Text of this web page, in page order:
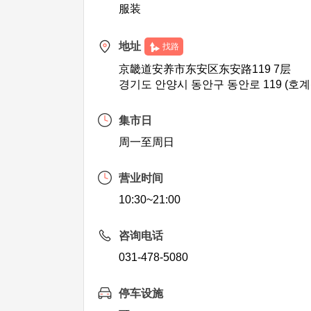
服装
地址 找路
京畿道安养市东安区东安路119 7层
경기도 안양시 동안구 동안로 119 (호
集市日
周一至周日
营业时间
10:30~21:00
咨询电话
031-478-5080
停车设施